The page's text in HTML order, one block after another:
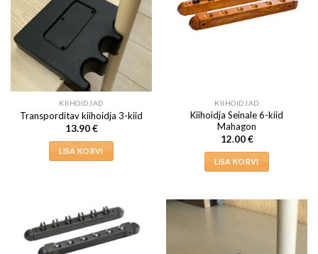
KIIHOIDJAD
Transporditav kiihoidja 3-kiid
13.90€
LISA KORVI
KIIHOIDJAD
Kiihoidja Seinale 6-kiid
Mahagon
12.00€
LISA KORVI